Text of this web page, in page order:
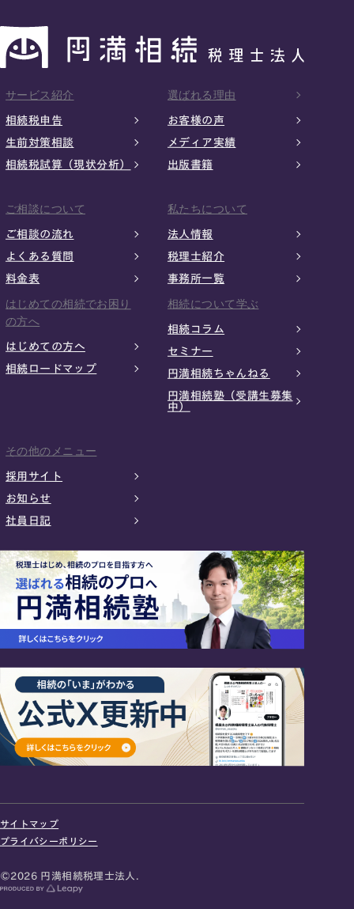
サービス紹介
相続税申告
生前対策相談
相続税試算（現状分析）
選ばれる理由
お客様の声
メディア実績
出版書籍
ご相談について
ご相談の流れ
よくある質問
料金表
私たちについて
法人情報
税理士紹介
事務所一覧
はじめての相続でお困り
の方へ
はじめての方へ
相続ロードマップ
相続について学ぶ
相続コラム
セミナー
円満相続ちゃんねる
円満相続塾（受講生募集
中）
その他のメニュー
採用サイト
お知らせ
社員日記
サイトマップ
プライバシーポリシー
©2026 円満相続税理士法人.